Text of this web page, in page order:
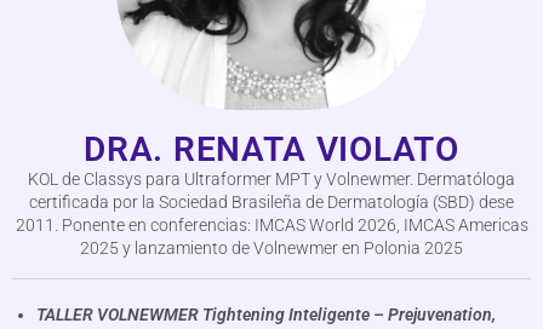
DRA. RENATA VIOLATO
KOL de Classys para Ultraformer MPT y Volnewmer. Dermatóloga
certificada por la Sociedad Brasileña de Dermatología (SBD) dese
2011. Ponente en conferencias: IMCAS World 2026, IMCAS Americas
2025 y lanzamiento de Volnewmer en Polonia 2025
TALLER VOLNEWMER Tightening Inteligente – Prejuvenation,